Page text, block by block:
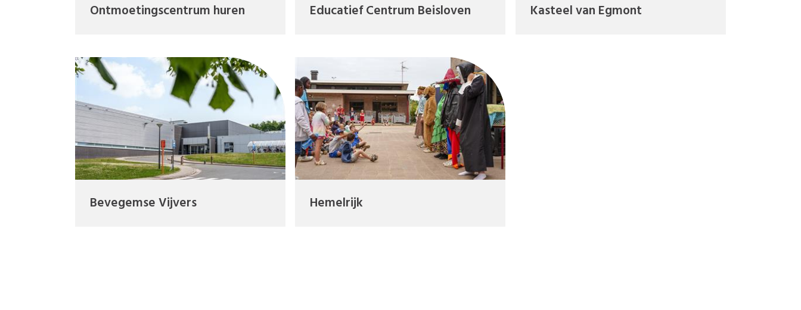
Ontmoetingscentrum huren Educatief Centrum Beisloven Kasteel van Egmont
Bevegemse Vijvers Hemelrijk